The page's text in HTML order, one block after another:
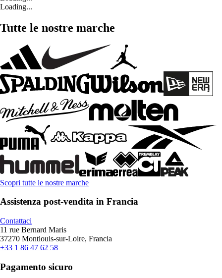
Loading...
Tutte le nostre marche
Scopri tutte le nostre marche
Assistenza post-vendita in Francia
Contattaci
11 rue Bernard Maris
37270 Montlouis-sur-Loire, Francia
+33 1 86 47 62 58
Pagamento sicuro